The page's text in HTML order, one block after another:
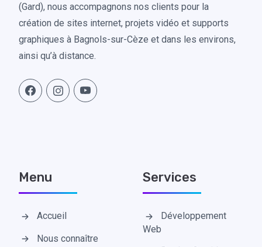
(Gard), nous accompagnons nos clients pour la
création de sites internet, projets vidéo et supports
graphiques à Bagnols-sur-Cèze et dans les environs,
ainsi qu’à distance.
Menu
Accueil
Nous connaître
Services
Développement
Web